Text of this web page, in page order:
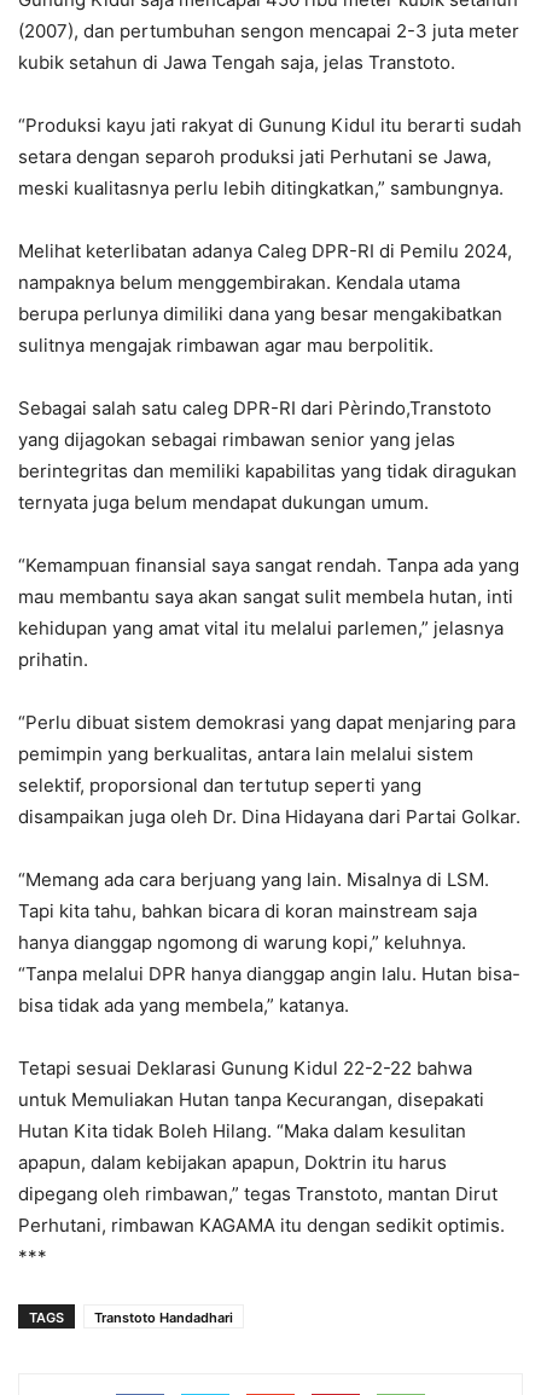
(2007), dan pertumbuhan sengon mencapai 2-3 juta meter
kubik setahun di Jawa Tengah saja, jelas Transtoto.
“Produksi kayu jati rakyat di Gunung Kidul itu berarti sudah
setara dengan separoh produksi jati Perhutani se Jawa,
meski kualitasnya perlu lebih ditingkatkan,” sambungnya.
Melihat keterlibatan adanya Caleg DPR-RI di Pemilu 2024,
nampaknya belum menggembirakan. Kendala utama
berupa perlunya dimiliki dana yang besar mengakibatkan
sulitnya mengajak rimbawan agar mau berpolitik.
Sebagai salah satu caleg DPR-RI dari Pèrindo,Transtoto
yang dijagokan sebagai rimbawan senior yang jelas
berintegritas dan memiliki kapabilitas yang tidak diragukan
ternyata juga belum mendapat dukungan umum.
“Kemampuan finansial saya sangat rendah. Tanpa ada yang
mau membantu saya akan sangat sulit membela hutan, inti
kehidupan yang amat vital itu melalui parlemen,” jelasnya
prihatin.
“Perlu dibuat sistem demokrasi yang dapat menjaring para
pemimpin yang berkualitas, antara lain melalui sistem
selektif, proporsional dan tertutup seperti yang
disampaikan juga oleh Dr. Dina Hidayana dari Partai Golkar.
“Memang ada cara berjuang yang lain. Misalnya di LSM.
Tapi kita tahu, bahkan bicara di koran mainstream saja
hanya dianggap ngomong di warung kopi,” keluhnya.
“Tanpa melalui DPR hanya dianggap angin lalu. Hutan bisa-
bisa tidak ada yang membela,” katanya.
Tetapi sesuai Deklarasi Gunung Kidul 22-2-22 bahwa
untuk Memuliakan Hutan tanpa Kecurangan, disepakati
Hutan Kita tidak Boleh Hilang. “Maka dalam kesulitan
apapun, dalam kebijakan apapun, Doktrin itu harus
dipegang oleh rimbawan,” tegas Transtoto, mantan Dirut
Perhutani, rimbawan KAGAMA itu dengan sedikit optimis.
***
TAGS Transtoto Handadhari